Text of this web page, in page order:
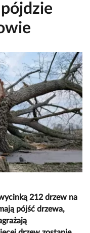
212 drzew na
pójść drzewa,